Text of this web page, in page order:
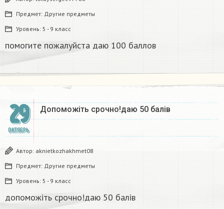
Предмет: Другие предметы
Уровень: 5 - 9 класс
помогите пожалуйста даю 100 баллов​
29
ОКТЯБРЬ
Допоможіть срочно!даю 50 балів​
Автор: aknietkozhakhmet08
Предмет: Другие предметы
Уровень: 5 - 9 класс
допоможіть срочно!даю 50 балів​